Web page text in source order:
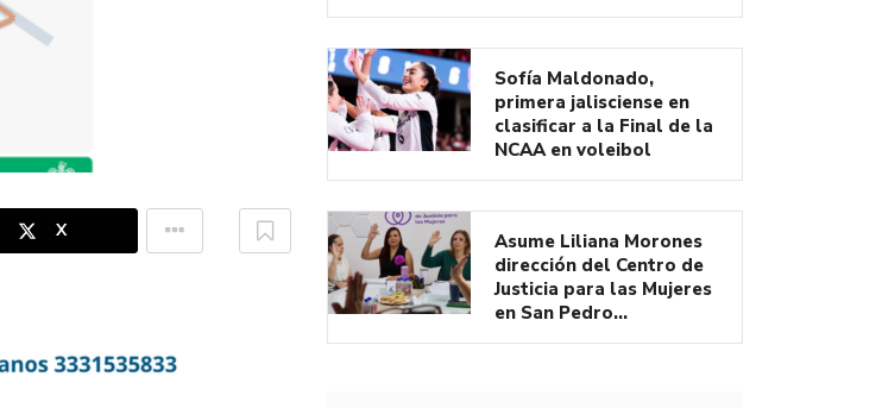
X
Sofía Maldonado,
primera jalisciense en
clasificar a la Final de la
NCAA en voleibol
Asume Liliana Morones
dirección del Centro de
Justicia para las Mujeres
en San Pedro…